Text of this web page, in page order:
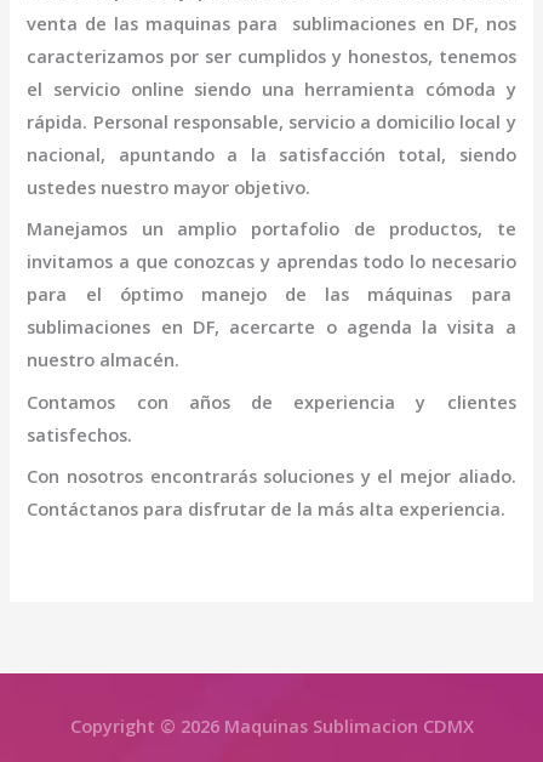
venta de las maquinas para sublimaciones en DF, nos
caracterizamos por ser cumplidos y honestos, tenemos
el servicio online siendo una herramienta cómoda y
rápida. Personal responsable, servicio a domicilio local y
nacional, apuntando a la satisfacción total, siendo
ustedes nuestro mayor objetivo.
Manejamos un amplio portafolio de productos, te
invitamos a que conozcas y aprendas todo lo necesario
para el óptimo manejo de las máquinas para
sublimaciones en DF, acercarte o agenda la visita a
nuestro almacén.
Contamos con años de experiencia y clientes
satisfechos.
Con nosotros encontrarás soluciones y el mejor aliado.
Contáctanos para disfrutar de la más alta experiencia.
Copyright © 2026 Maquinas Sublimacion CDMX